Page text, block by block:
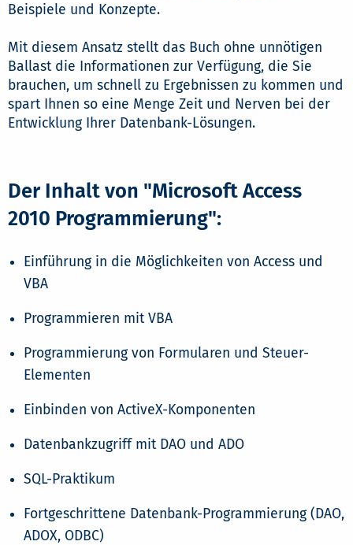
Beispiele und Konzepte.
Mit diesem Ansatz stellt das Buch ohne unnötigen
Ballast die Informationen zur Verfügung, die Sie
brauchen, um schnell zu Ergebnissen zu kommen und
spart Ihnen so eine Menge Zeit und Nerven bei der
Entwicklung Ihrer Datenbank-Lösungen.
Der Inhalt von "Microsoft Access
2010 Programmierung":
Einführung in die Möglichkeiten von Access und
VBA
Programmieren mit VBA
Programmierung von Formularen und Steuer-
Elementen
Einbinden von ActiveX-Komponenten
Datenbankzugriff mit DAO und ADO
SQL-Praktikum
Fortgeschrittene Datenbank-Programmierung (DAO,
ADOX, ODBC)